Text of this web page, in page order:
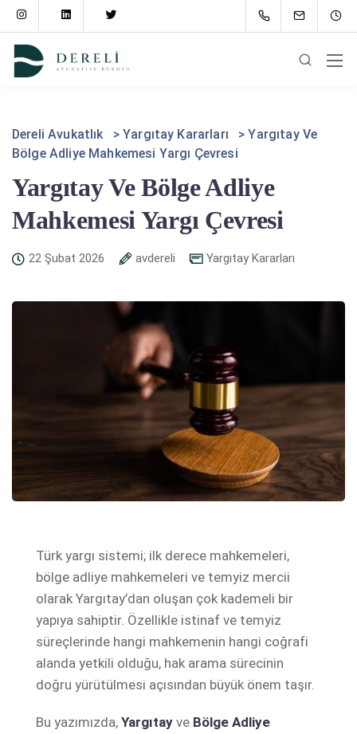
Dereli Avukatlık >Yargıtay Kararları >Yargıtay Ve
Bölge Adliye Mahkemesi Yargı Çevresi
Yargıtay Ve Bölge Adliye
Mahkemesi Yargı Çevresi
22 Şubat 2026 avdereli Yargıtay Kararları
Türk yargı sistemi; ilk derece mahkemeleri,
bölge adliye mahkemeleri ve temyiz mercii
olarak Yargıtay’dan oluşan çok kademeli bir
yapıya sahiptir. Özellikle istinaf ve temyiz
süreçlerinde hangi mahkemenin hangi coğrafi
alanda yetkili olduğu, hak arama sürecinin
doğru yürütülmesi açısından büyük önem taşır.
Bu yazımızda, Yargıtay ve Bölge Adliye